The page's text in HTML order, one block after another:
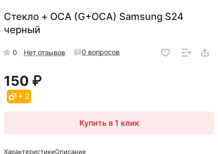
Стекло + OCA (G+OCA) Samsung S24
черный
0 Нет отзывов 0 вопросов
150 ₽
+ 2
Купить в 1 клик
ХарактеристикиОписание